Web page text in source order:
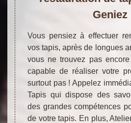
Geniez
Vous pensiez à effectuer
vos tapis, après de longues
vous ne trouvez pas encore
capable de réaliser votre
surtout pas ! Appelez
Tapis qui dispose des
des grandes compétences
de votre tapis. En plus,